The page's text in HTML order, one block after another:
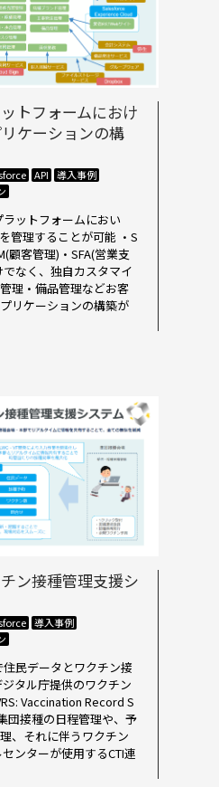
トフォームにおけ
ケーションの構
API
導入事例
ットフォームにおい
管理することが可能 ・S
顧客管理)・SFA(営業支
なく、独自カスタマイ
理・備品管理などお客
リケーションの構築が
ン接種管理支援シ
導入事例
民データとワクチン接
タル庁提供のワクチン
Vaccination Record S
団接種の日程管理や、予
、それに伴うワクチン
ンターが使用するCTI連